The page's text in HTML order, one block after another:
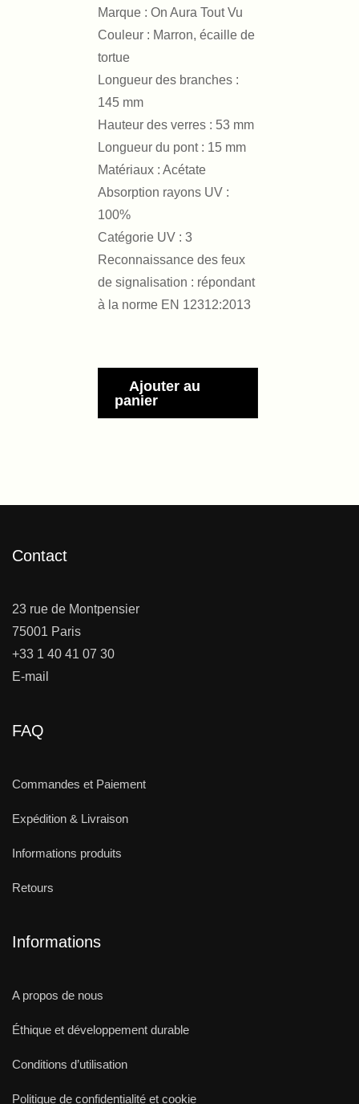
Marque : On Aura Tout Vu
Couleur : Marron, écaille de
tortue
Longueur des branches :
145 mm
Hauteur des verres : 53 mm
Longueur du pont : 15 mm
Matériaux : Acétate
Absorption rayons UV :
100%
Catégorie UV : 3
Reconnaissance des feux
de signalisation : répondant
à la norme EN 12312:2013
Ajouter au
panier
Contact
23 rue de Montpensier
75001 Paris
+33 1 40 41 07 30
E-mail
FAQ
Commandes et Paiement
Expédition & Livraison
Informations produits
Retours
Informations
A propos de nous
Éthique et développement durable
Conditions d’utilisation
Politique de confidentialité et cookie